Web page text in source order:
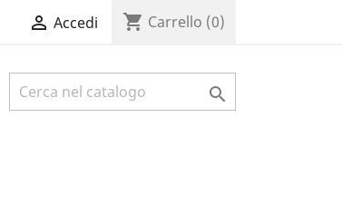
 Accedi shopping_cart Carrello (0)
